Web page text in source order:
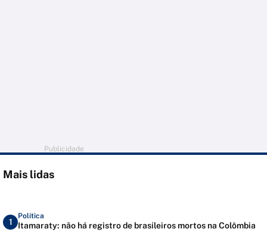
Publicidade
Mais lidas
1
Política
Itamaraty: não há registro de brasileiros mortos na Colômbia